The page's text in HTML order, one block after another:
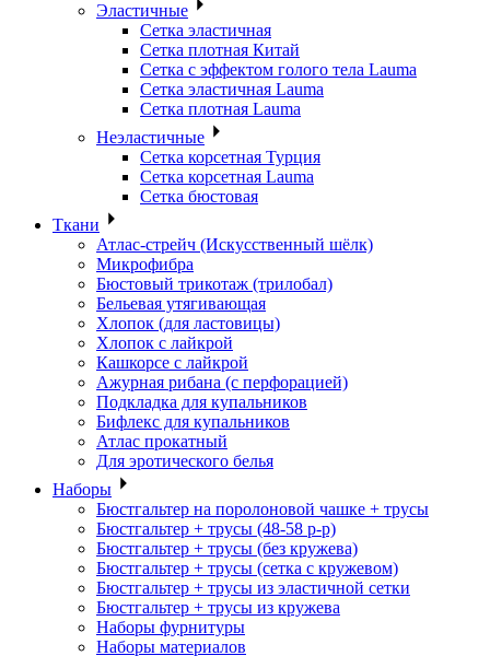
Эластичные
Сетка эластичная
Сетка плотная Китай
Сетка с эффектом голого тела Lauma
Сетка эластичная Lauma
Сетка плотная Lauma
Неэластичные
Сетка корсетная Турция
Сетка корсетная Lauma
Сетка бюстовая
Ткани
Атлас-стрейч (Искусственный шёлк)
Микрофибра
Бюстовый трикотаж (трилобал)
Бельевая утягивающая
Хлопок (для ластовицы)
Хлопок с лайкрой
Кашкорсе с лайкрой
Ажурная рибана (с перфорацией)
Подкладка для купальников
Бифлекс для купальников
Атлас прокатный
Для эротического белья
Наборы
Бюстгальтер на поролоновой чашке + трусы
Бюстгальтер + трусы (48-58 р-р)
Бюстгальтер + трусы (без кружева)
Бюстгальтер + трусы (сетка с кружевом)
Бюстгальтер + трусы из эластичной сетки
Бюстгальтер + трусы из кружева
Наборы фурнитуры
Наборы материалов